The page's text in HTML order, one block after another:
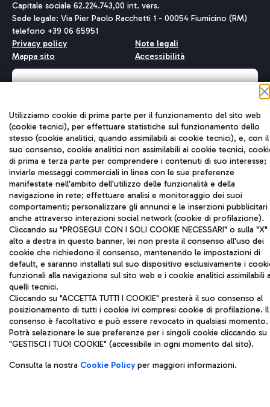
Capitale sociale 62.224.743,00 int. vers.
Sede legale: Via Pier Paolo Racchetti 1 - 00054 Fiumicino (RM)
telefono +39 06 65951
Privacy policy
Note legali
Mappa sito
Accessibilità
QUALITÀ SOSTENIBILITÀ INNOVAZIONE
Utilizziamo cookie di prima parte per il funzionamento del sito web
(cookie tecnici), per effettuare statistiche sul funzionamento dello
stesso (cookie analitici, quando assimilabili ai cookie tecnici), e, con il
suo consenso, cookie analitici non assimilabili ai cookie tecnici,
di prima e terza parte per comprendere i contenuti di suo interesse;
inviarle messaggi commerciali in linea con le sue preferenze
manifestate nell'ambito dell'utilizzo delle funzionalità e della
navigazione in rete; effettuare analisi e monitoraggio dei suoi
comportamenti; personalizzare gli annunci e le inserzioni pubblicitari
anche attraverso interazioni social network (cookie di profilazione).
Cliccando su "PROSEGUI CON I SOLI COOKIE NECESSARI" o sulla "X"
alto a destra in questo banner, lei non presta il consenso all'uso dei
cookie che richiedono il consenso, mantenendo le impostazioni di
default, e saranno installati sul suo dispositivo esclusivamente i
funzionali alla navigazione sul sito web e i cookie analitici assimilabili
quelli tecnici.
Cliccando su "ACCETTA TUTTI I COOKIE" presterà il suo consenso al
posizionamento di tutti i cookie ivi compresi cookie di profilazione. Il
consenso è facoltativo e può essere revocato in qualsiasi momento.
Potrà selezionare le sue preferenze per i singoli cookie cliccando su
"GESTISCI I TUOI COOKIE" (accessibile in ogni momento dal sito).
Consulta la nostra Cookie Policyper maggiori informazioni.